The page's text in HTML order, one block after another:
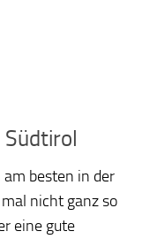
besten in der
nicht ganz so
eine gute